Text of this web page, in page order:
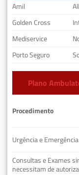
Amil
Golden Cross
Mediservice
Porto Seguro
Plano
Procedimento
Urgência e Emergência
Consultas e Exames
necessitam de